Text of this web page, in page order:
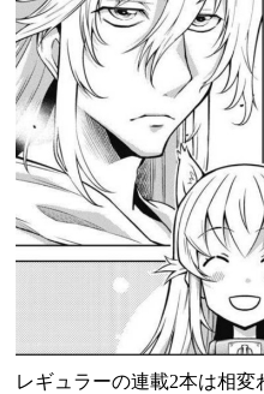
レギュラーの連載2本は相